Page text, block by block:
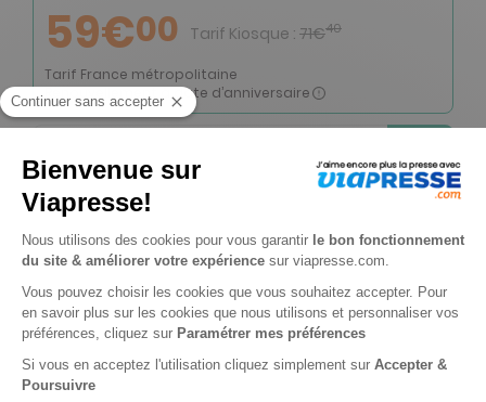
59€00 Tarif Kiosque : 71€40
Tarif France métropolitaine
Renouvellement à date d’anniversaire
12 n° • Papier + 4 HS
74€00
Tarif France métropolitaine
Renouvellement à date d’anniversaire
ℹ️Note :les codes promotionnels ne sont pas
valables sur ce titre.